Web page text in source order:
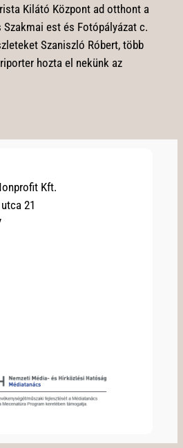
Kilátó Központ ad otthont a
Szakmai est és Fotópályázat c.
Szaniszló Róbert, több
hozta el nekünk az
Kft.
21